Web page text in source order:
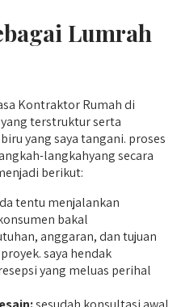
Lumrah
Kontraktor Rumah di
terstruktur serta
yang saya tangani. proses
langkahyang secara
berikut:
tentu menjalankan
bakal
anggaran, dan tujuan
saya hendak
yang meluas perihal